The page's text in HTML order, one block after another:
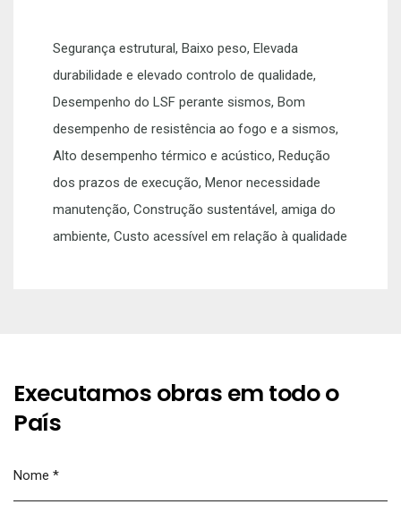
Segurança estrutural, Baixo peso, Elevada
durabilidade e elevado controlo de qualidade,
Desempenho do LSF perante sismos, Bom
desempenho de resistência ao fogo e a sismos,
Alto desempenho térmico e acústico, Redução
dos prazos de execução, Menor necessidade
manutenção, Construção sustentável, amiga do
ambiente, Custo acessível em relação à qualidade
Executamos obras em todo o
País